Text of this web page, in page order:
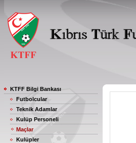
KTFF Bilgi Bankası
Futbolcular
Teknik Adamlar
Kulüp Personeli
Maçlar
Kulüpler